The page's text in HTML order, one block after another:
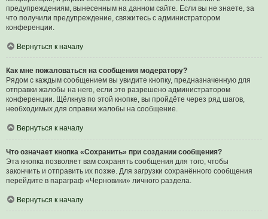
предупреждениям, вынесенным на данном сайте. Если вы не знаете, за
что получили предупреждение, свяжитесь с администратором
конференции.
Вернуться к началу
Как мне пожаловаться на сообщения модератору?
Рядом с каждым сообщением вы увидите кнопку, предназначенную для
отправки жалобы на него, если это разрешено администратором
конференции. Щёлкнув по этой кнопке, вы пройдёте через ряд шагов,
необходимых для оправки жалобы на сообщение.
Вернуться к началу
Что означает кнопка «Сохранить» при создании сообщения?
Эта кнопка позволяет вам сохранять сообщения для того, чтобы
закончить и отправить их позже. Для загрузки сохранённого сообщения
перейдите в параграф «Черновики» личного раздела.
Вернуться к началу